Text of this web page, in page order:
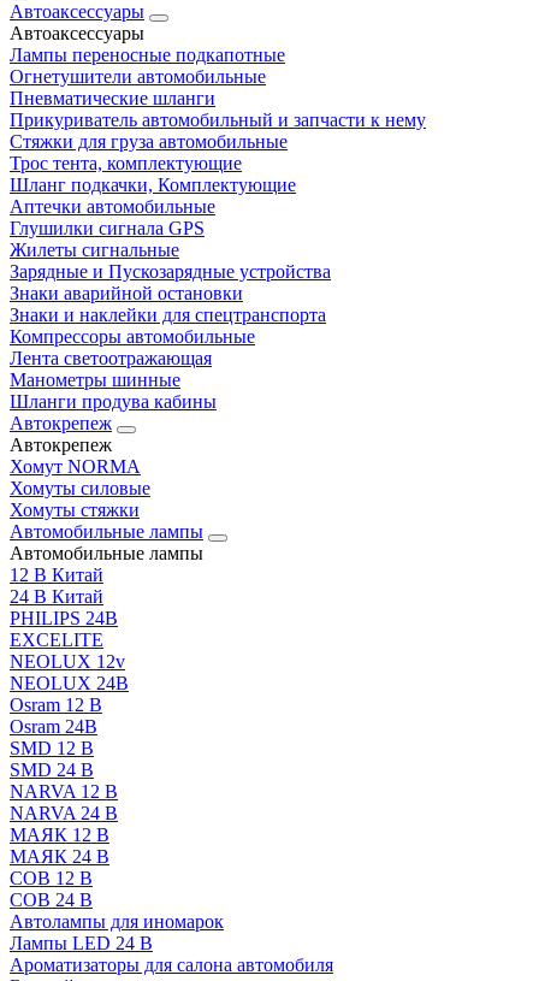
Автоаксессуары
Автоаксессуары
Лампы переносные подкапотные
Огнетушители автомобильные
Пневматические шланги
Прикуриватель автомобильный и запчасти к нему
Стяжки для груза автомобильные
Трос тента, комплектующие
Шланг подкачки, Комплектующие
Аптечки автомобильные
Глушилки сигнала GPS
Жилеты сигнальные
Зарядные и Пускозарядные устройства
Знаки аварийной остановки
Знаки и наклейки для спецтранспорта
Компрессоры автомобильные
Лента светоотражающая
Манометры шинные
Шланги продува кабины
Автокрепеж
Автокрепеж
Хомут NORMA
Хомуты силовые
Хомуты стяжки
Автомобильные лампы
Автомобильные лампы
12 В Китай
24 В Китай
PHILIPS 24В
EXCELITE
NEOLUX 12v
NEOLUX 24В
Osram 12 В
Osram 24В
SMD 12 В
SMD 24 В
NARVA 12 В
NARVA 24 В
МАЯК 12 В
МАЯК 24 В
COB 12 В
COB 24 В
Автолампы для иномарок
Лампы LED 24 B
Ароматизаторы для салона автомобиля